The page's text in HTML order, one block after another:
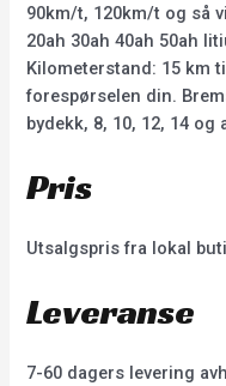
90km/t, 120km/t og så
20ah 30ah 40ah 50ah
Kilometerstand: 15 km
forespørselen din.
bydekk, 8, 10, 12, 14
Pris
Utsalgspris fra lokal
Leveranse
7-60 dagers levering